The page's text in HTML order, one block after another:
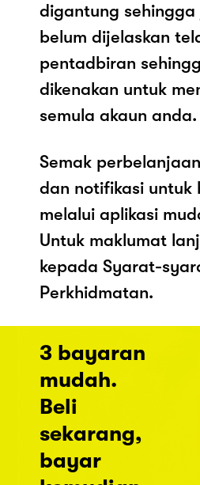
digantung
belum dijelaskan
pentadbiran
dikenakan untuk
semula akaun anda.
Semak
dan notifikasi untuk
melalui aplikasi
Untuk maklumat
kepada Syarat-
Perkhidmatan.
3 bayaran
mudah.
Beli
sekarang,
bayar